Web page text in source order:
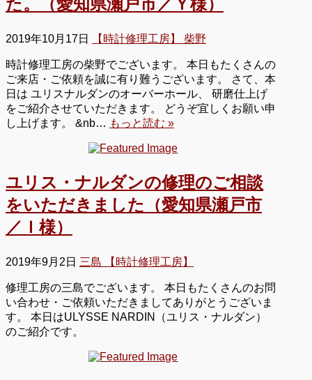
2019年10月17日 【時計修理工房】 柴野
時計修理工房の柴野でございます。 本日もたくさんの
ご来店・ご依頼を誠に有り難うございます。 さて、本
日は ユリスナルダンのオーバーホール、 研磨仕上げ
をご紹介させていただきます。 どうぞ宜しくお願い申
し上げます。 &nb… もっと読む »
ユリス・ナルダンの修理のご相談
をいただきました（愛知県瀬戸市
／Ｉ様）
2019年9月2日 三島 【時計修理工房】
修理工房の三島でございます。 本日もたくさんのお問
い合わせ・ご依頼いただきましてありがとうございま
す。 本日はULYSSE NARDIN（ユリス・ナルダン）
のご紹介です。